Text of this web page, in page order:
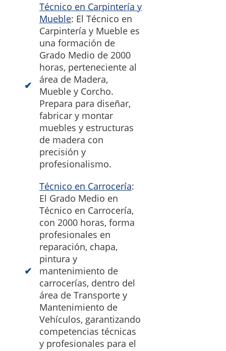
Técnico en Carpintería y
Mueble: El Técnico en
Carpintería y Mueble es
una formación de
Grado Medio de 2000
horas, perteneciente al
área de Madera,
Mueble y Corcho.
Prepara para diseñar,
fabricar y montar
muebles y estructuras
de madera con
precisión y
profesionalismo.
Técnico en Carrocería:
El Grado Medio en
Técnico en Carrocería,
con 2000 horas, forma
profesionales en
reparación, chapa,
pintura y
mantenimiento de
carrocerías, dentro del
área de Transporte y
Mantenimiento de
Vehículos, garantizando
competencias técnicas
y profesionales para el